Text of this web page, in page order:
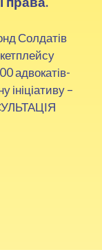
Солдатів
адвокатів-
ініціативу –